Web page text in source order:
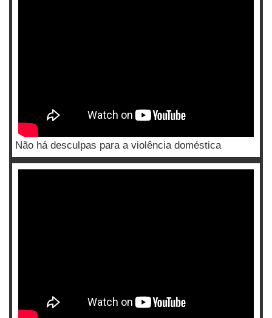
Não há desculpas para a violência doméstica